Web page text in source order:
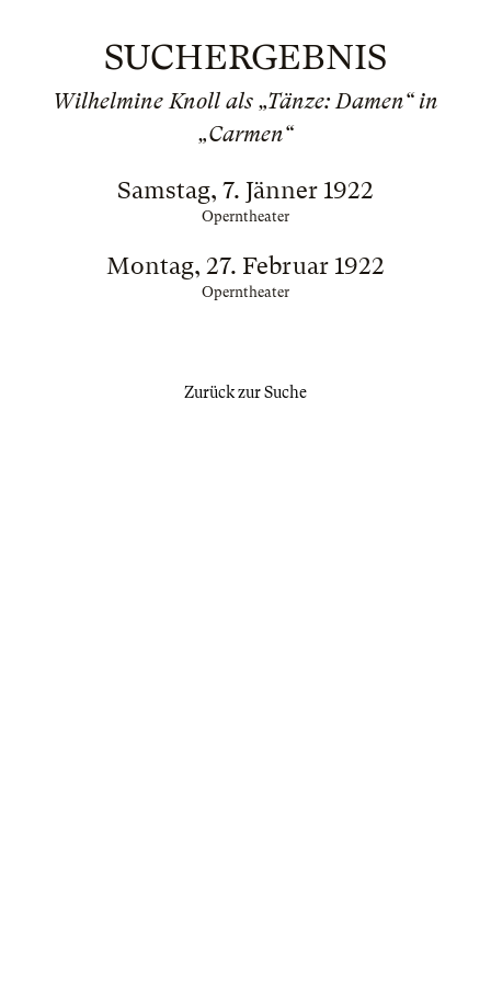
SUCHERGEBNIS
Wilhelmine Knoll als „Tänze: Damen“ in
„Carmen“
Samstag, 7. Jänner 1922
Operntheater
Montag, 27. Februar 1922
Operntheater
Zurück zur Suche